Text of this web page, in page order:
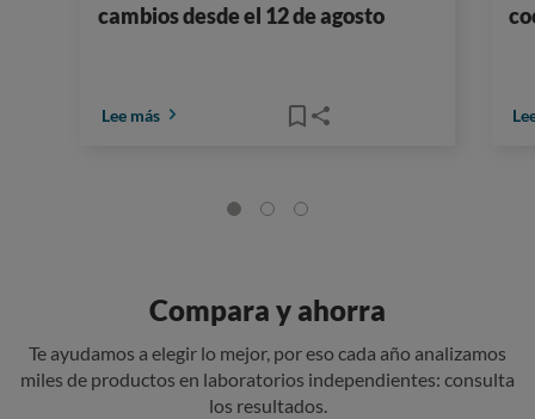
cambios desde el 12 de agosto
Lee más
Compara y ahorra
Te ayudamos a elegir lo mejor, por eso cada año analizamos
miles de productos en laboratorios independientes: consulta
los resultados.